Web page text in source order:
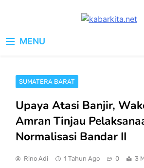
MENU
SUMATERA BARAT
Upaya Atasi Banjir,
Amran Tinjau
Normalisasi Bandar II
Rino Adi 1 Tahun Ago 0 3